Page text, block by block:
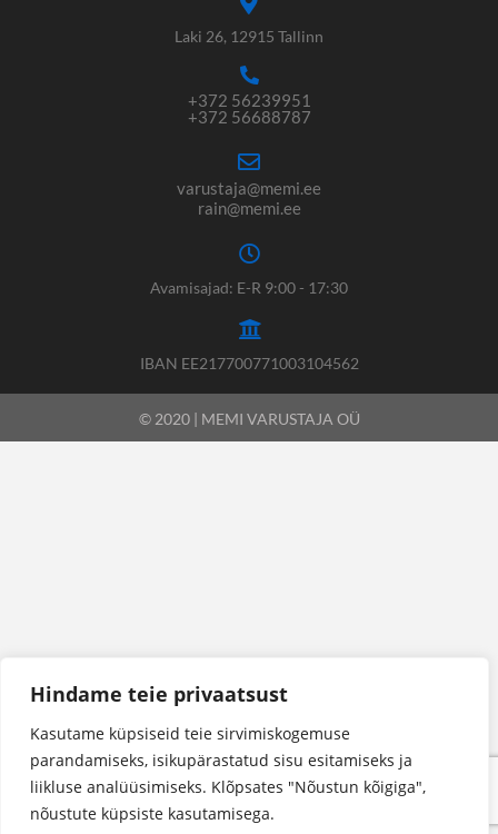
Hindame teie privaatsust
Kasutame küpsiseid teie sirvimiskogemuse
parandamiseks, isikupärastatud sisu esitamiseks ja
liikluse analüüsimiseks. Klõpsates "Nõustun kõigiga",
nõustute küpsiste kasutamisega.
Laki 26, 12915 Tallinn
+372 56239951
+372 56688787
varustaja@memi.ee
rain@memi.ee
Avamisajad: E-R 9:00 - 17:30
IBAN EE217700771003104562
© 2020 | MEMI VARUSTAJA OÜ